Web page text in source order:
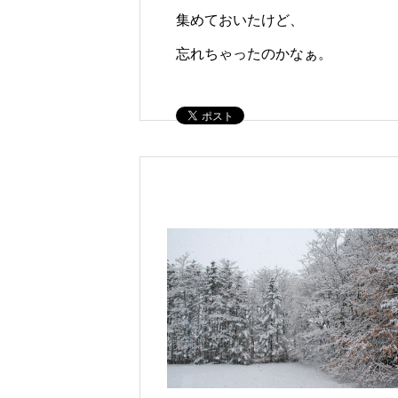
集めておいたけど、
忘れちゃったのかなぁ。